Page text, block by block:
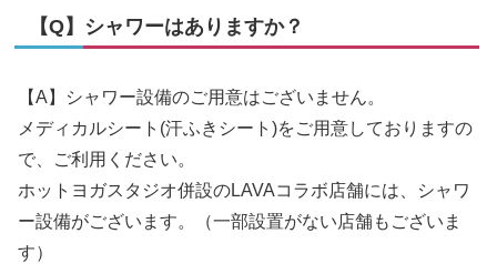
【Q】シャワーはありますか？
【A】シャワー設備のご用意はございません。
メディカルシート(汗ふきシート)をご用意しておりますの
で、ご利用ください。
ホットヨガスタジオ併設のLAVAコラボ店舗には、シャワ
ー設備がございます。（一部設置がない店舗もございま
す）